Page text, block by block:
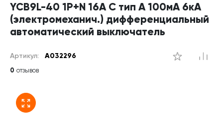
YCB9L-40 1P+N 16A C тип A 100мА 6кА
(электромеханич.) дифференциальный
автоматический выключатель
Артикул: A032296